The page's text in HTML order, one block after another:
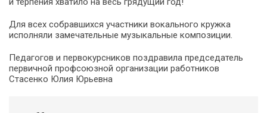
Для всех собравшихся участники вокального кружка
исполняли замечательные музыкальные композиции.
Педагогов и первокурсников поздравила председатель
первичной профсоюзной организации работников
Стасенко Юлия Юрьевна